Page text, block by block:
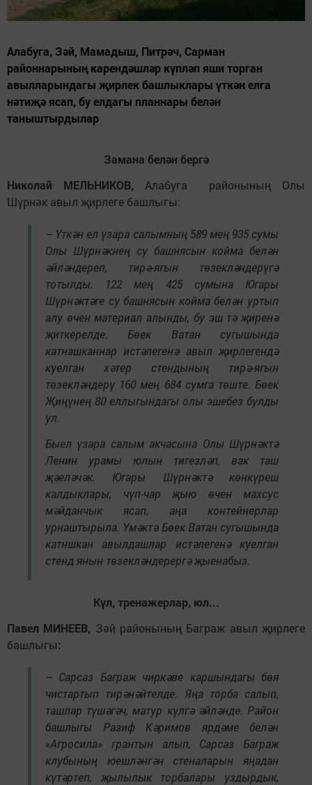
Алабуга, Зәй, Мамадыш, Питрәч, Сарман
районнарының карендәшләр күпләп яши торган
авылларындагы җирлек башлыклары үткән елга
нәтиҗә ясап, бу елдагы планнары белән
таныштырдылар
Замана белән бергә
Николай МЕЛЬНИКОВ, Алабуга районының Олы
Шүрнәк авыл җирлеге башлыгы:
– Үткән ел үзара салымның 589 мең 935 сумы
Олы Шүрнәкнең су башнясын койма белән
әйләндереп, тирә-ягын төзекләндерүгә
тотылды. 122 мең 425 сумына Югары
Шүрнәктәге су башнясын койма белән уртып
алу өчен материал алынды, бу эш тә җиренә
җиткерелде. Бөек Ватан сугышында
катнашканнар истәлегенә авыл җирлегендә
куелган хәтер стендының тирә-ягын
төзекләндерү 160 мең 684 сумга төште. Бөек
Җиңүнең 80 еллыгындагы олы эшебез булды
ул.
Быел үзара салым акчасына Олы Шүрнәктә
Ленин урамы юлын тигезләп, вак таш
җәеләчәк. Югары Шүрнәктә көнкүреш
калдыклары, чүп-чар җыю өчен махсус
мәйданчык ясап, аңа контейнерлар
урнаштырыла. Үмәктә Бөек Ватан сугышында
катншкан авылдашлар истәлегенә куелган
стенд янын төзекләндерергә җыенабыз.
Күл, тренажерлар, юл...
Павел МИНЕЕВ, Зәй районының Баграж авыл җирлеге
башлыгы:
– Сарсаз Баграж чиркәве каршындагы бөя
чистартып тирәнәйтелде. Яңа торба салып,
ташлар түшәгәч, матур күлгә әйләнде. Район
башлыгы Разиф Кәримов ярдәме белән
«Агросила» грантын алып, Сарсаз Баграж
клубының юешләнгән стеналарын яңадан
күтәртеп, җылылык торбалары уздырдык,